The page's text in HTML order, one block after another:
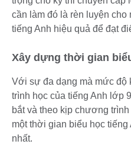
cần làm đó là rèn luyện
tiếng Anh hiệu quả để đạt
Xây dựng thời gian
Với sự đa dạng mà mức độ
trình học của tiếng Anh lớp
bắt và theo kịp chương
một thời gian biểu học
nhất.